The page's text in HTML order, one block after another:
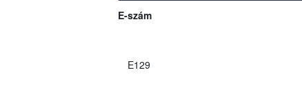
E-szám
E129